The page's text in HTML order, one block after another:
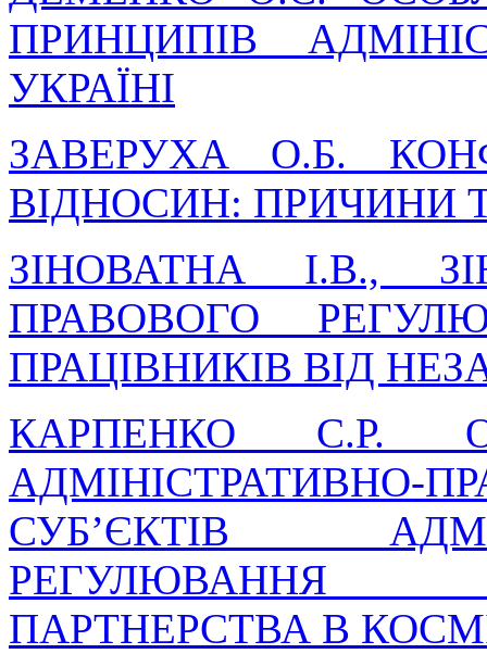
ПРИНЦИПІВ
УКРАЇНІ
ЗАВЕРУХА О.Б.
ВІДНОСИН: ПРИЧИНИ
ЗІНОВАТНА І.В.,
ПРАВОВОГО
ПРАЦІВНИКІВ ВІД
КАРПЕНКО С.Р.
СУБ’ЄКТІВ
РЕГУЛЮВАННЯ
ПАРТНЕРСТВА В